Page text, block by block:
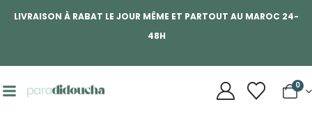
LIVRAISON À RABAT LE JOUR MÊME ET PARTOUT AU MAROC 24-
48H
0